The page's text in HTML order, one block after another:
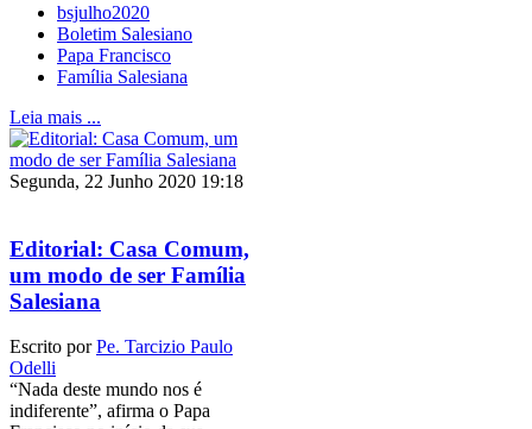
bsjulho2020
Boletim Salesiano
Papa Francisco
Família Salesiana
Leia mais ...
Segunda, 22 Junho 2020 19:18
Editorial: Casa Comum,
um modo de ser Família
Salesiana
Escrito porPe. Tarcizio Paulo
Odelli
“Nada deste mundo nos é
indiferente”, afirma o Papa